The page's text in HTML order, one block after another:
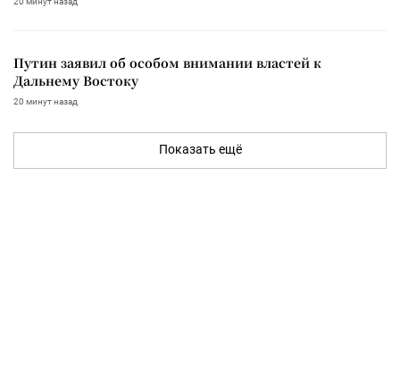
Путин заявил об особом внимании властей к
Дальнему Востоку
20 минут назад
Показать ещё